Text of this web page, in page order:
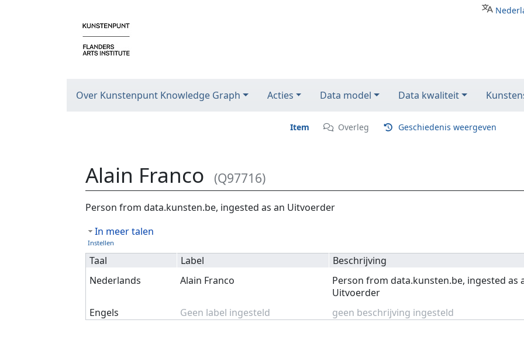
Over Kunstenpunt Knowledge Graph Acties Data model Data kwaliteit
Item Overleg Geschiedenis weergeven
Alain Franco (Q97716)
Ga naar:navigatie,zoeken
Person from data.kunsten.be, ingested as an Uitvoerder
In meer talen
Instellen
Taal Label
Beschrijving
Nederlands
Alain Franco
Person from data.kunsten.be, ingested as
Uitvoerder
Engels
Geen label ingesteld geen beschrijving ingesteld